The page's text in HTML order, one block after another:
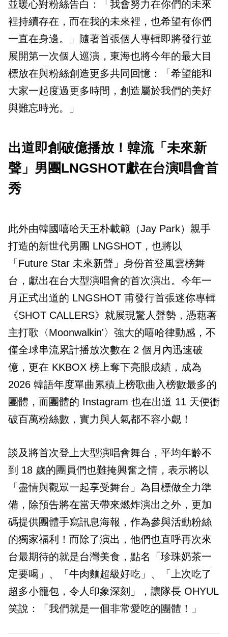
並暖心對粉絲告白：「我會努力在你們的未來
裡持續存在，而在我的未來裡，也希望有你們
一直在身邊。」隨著首張個人專輯即將發行並
展開第一次個人巡演，東海也將今年的最大目
標放在與粉絲創造更多共同回憶：「希望能和
大家一起度過更多時間，創造屬於我們的美好
與難忘時光。」
出道即創破億播放！韓流「未來新
聲」男團LNGSHOT獻在台演唱會首
秀
此外由韓國嘻哈天王朴載範（Jay Park）親手
打造的新世代男團 LNGSHOT，也將以
「Future Star 未來新聲」身份首登風雲榜舞
台，獻出在台大型演唱會的首次演出。今年一
月正式出道的 LNGSHOT 甫發行首張迷你專輯
《SHOT CALLERS》就展現驚人聲勢，憑藉著
主打歌〈Moonwalkin'〉強大的嘻哈律動感，不
僅全球串流累計播放次數在 2 個月內迅速破
億，更在 KKBOX 榜上奪下亮眼成績，成為
2026 韓語年度單曲累積上榜歌曲入榜數最多的
團體，而團體的 Instagram 也在出道 11 天便衝
破百萬粉絲數，實力與人氣都不容小覷！
談及將首次登上大型演唱會舞台，平均年齡不
到 18 歲的團員們也難掩興奮之情，表示將以
「盡情與觀眾一起享受舞台」為目標做全力準
備，除預告將在當天帶來燃炸演出之外，更加
碼提供團體手寫訊息海報，作為參與活動粉絲
的獨家福利！而除了演出，他們也直呼再次來
台最期待的就是台灣美食，點名「珍珠奶茶一
定要喝」、「牛肉麵超級好吃」、「上次吃了
超多小籠包，令人印象深刻」，讓隊長 OHYUL
笑說：「我們就是一個非常愛吃的團體！」